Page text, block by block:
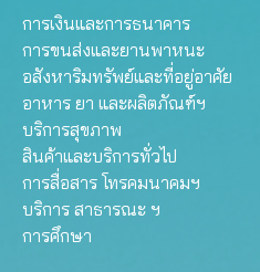
การเงินและการธนาคาร
การขนส่งและยานพาหนะ
อสังหาริมทรัพย์และที่อยู่อาศัย
อาหาร ยา และผลิตภัณฑ์ฯ
บริการสุขภาพ
สินค้าและบริการทั่วไป
การสื่อสาร โทรคมนาคมฯ
บริการ สาธารณะ ฯ
การศึกษา